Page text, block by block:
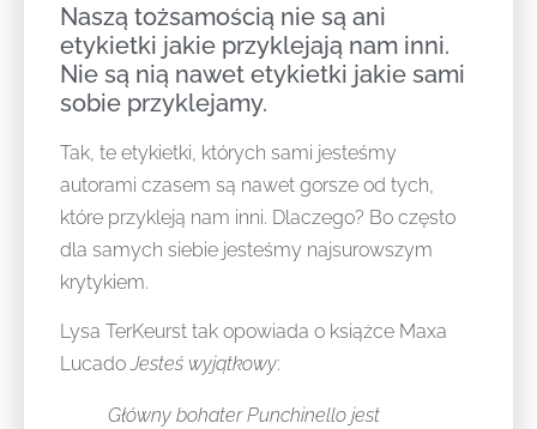
Naszą tożsamością nie są ani
etykietki jakie przyklejają nam inni.
Nie są nią nawet etykietki jakie sami
sobie przyklejamy.
Tak, te etykietki, których sami jesteśmy
autorami czasem są nawet gorsze od tych,
które przykleją nam inni. Dlaczego? Bo często
dla samych siebie jesteśmy najsurowszym
krytykiem.
Lysa TerKeurst tak opowiada o książce Maxa
LucadoJesteś wyjątkowy:
Główny bohater Punchinello jest